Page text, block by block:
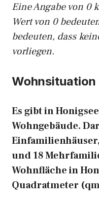
Eine Angabe von 0
Wert von 0
bedeuten, dass
vorliegen.
Wohnsituation
Es gibt in
Wohngebäude.
und 18
Wohnfläche in
Quadratmeter